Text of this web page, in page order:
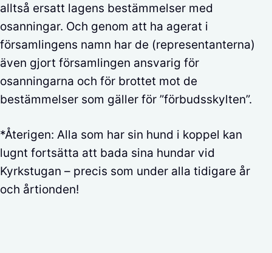
alltså ersatt lagens bestämmelser med
osanningar. Och genom att ha agerat i
församlingens namn har de (representanterna)
även gjort församlingen ansvarig för
osanningarna och för brottet mot de
bestämmelser som gäller för ”förbudsskylten”.
*Återigen: Alla som har sin hund i koppel kan
lugnt fortsätta att bada sina hundar vid
Kyrkstugan – precis som under alla tidigare år
och årtionden!